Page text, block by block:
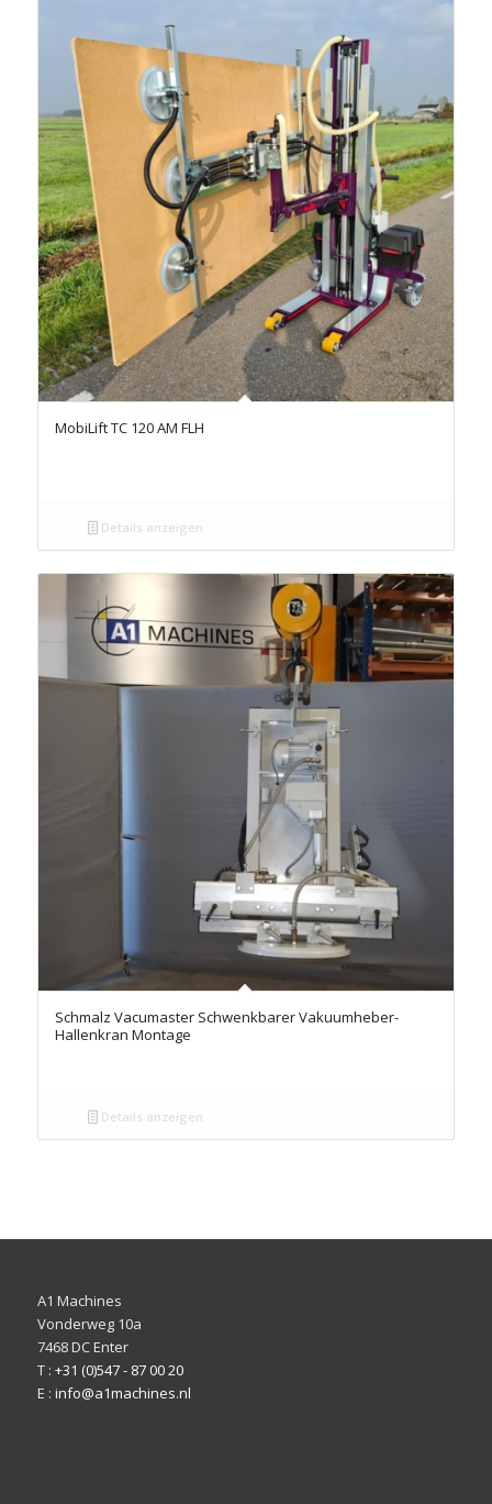
MobiLift TC 120 AM FLH
Details anzeigen
Schmalz Vacumaster Schwenkbarer Vakuumheber-
Hallenkran Montage
Details anzeigen
A1 Machines
Vonderweg 10a
7468 DC Enter
T : +31 (0)547 - 87 00 20
E : info@a1machines.nl